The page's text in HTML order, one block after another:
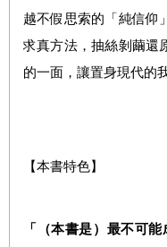
越不假思索的「純信仰
求真方法，抽絲剝繭還
的一面，讓置身現代的
【本書特色】
「（本書是）最不可